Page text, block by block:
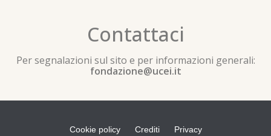
Contattaci
Per segnalazioni sul sito e per informazioni generali:
fondazione@ucei.it
Cookie policy Crediti Privacy